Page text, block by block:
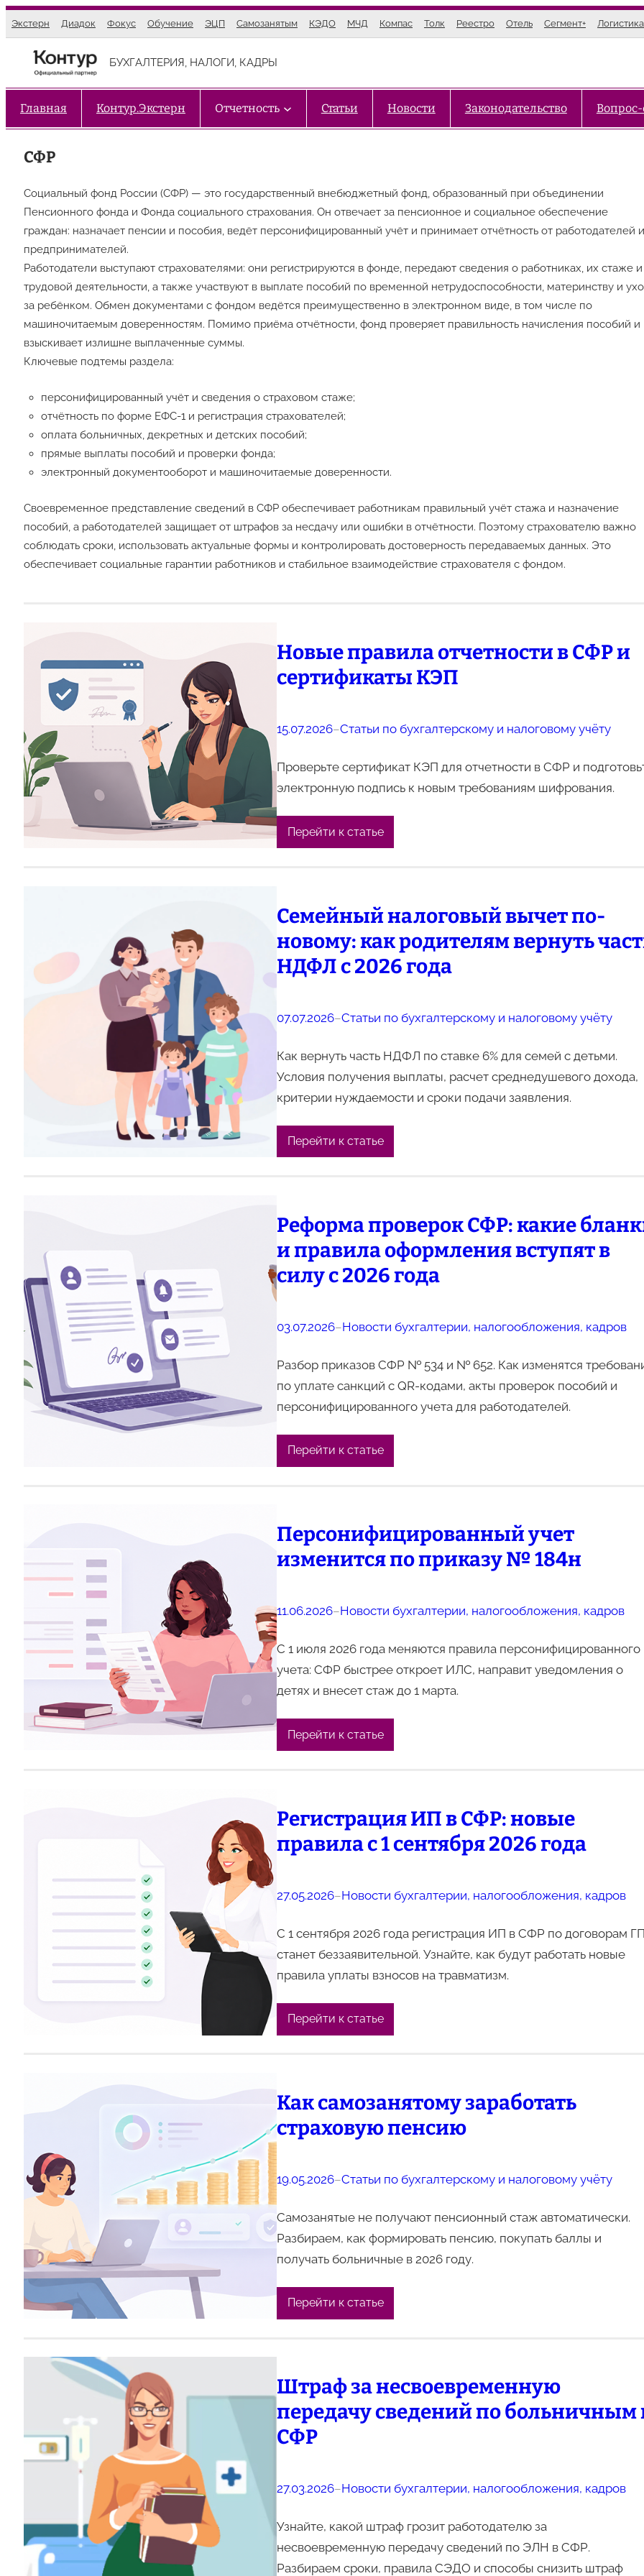
к
содержимому
Экстерн Диадок Фокус Обучение ЭЦП Самозанятым КЭДО МЧД Компас Толк Реестро Отель Сегмент+ Логистика
БУХГАЛТЕРИЯ, НАЛОГИ, КАДРЫ
Главная Контур.Экстерн Отчетность Статьи Новости Законодательство Вопрос-
СФР
Социальный фонд России (СФР) — это государственный внебюджетный фонд, образованный при объединении
Пенсионного фонда и Фонда социального страхования. Он отвечает за пенсионное и социальное обеспечение
граждан: назначает пенсии и пособия, ведёт персонифицированный учёт и принимает отчётность от работодателей и
предпринимателей.
Работодатели выступают страхователями: они регистрируются в фонде, передают сведения о работниках, их стаже и
трудовой деятельности, а также участвуют в выплате пособий по временной нетрудоспособности, материнству и
за ребёнком. Обмен документами с фондом ведётся преимущественно в электронном виде, в том числе по
машиночитаемым доверенностям. Помимо приёма отчётности, фонд проверяет правильность начисления пособий и
взыскивает излишне выплаченные суммы.
Ключевые подтемы раздела:
персонифицированный учёт и сведения о страховом стаже;
отчётность по форме ЕФС-1 и регистрация страхователей;
оплата больничных, декретных и детских пособий;
прямые выплаты пособий и проверки фонда;
электронный документооборот и машиночитаемые доверенности.
Своевременное представление сведений в СФР обеспечивает работникам правильный учёт стажа и назначение
пособий, а работодателей защищает от штрафов за несдачу или ошибки в отчётности. Поэтому страхователю важно
соблюдать сроки, использовать актуальные формы и контролировать достоверность передаваемых данных. Это
обеспечивает социальные гарантии работников и стабильное взаимодействие страхователя с фондом.
Новые правила отчетности в СФР и
сертификаты КЭП
15.07.2026–Статьи по бухгалтерскому и налоговому учёту
Проверьте сертификат КЭП для отчетности в СФР и
электронную подпись к новым требованиям шифрования.
Перейти к статье
Семейный налоговый вычет по-
новому: как родителям вернуть
НДФЛ с 2026 года
07.07.2026–Статьи по бухгалтерскому и налоговому учёту
Как вернуть часть НДФЛ по ставке 6% для семей с детьми.
Условия получения выплаты, расчет среднедушевого дохода,
критерии нуждаемости и сроки подачи заявления.
Перейти к статье
Реформа проверок СФР: какие
и правила оформления вступят в
силу с 2026 года
03.07.2026–Новости бухгалтерии, налогообложения, кадров
Разбор приказов СФР № 534 и № 652. Как изменятся
по уплате санкций с QR-кодами, акты проверок пособий и
персонифицированного учета для работодателей.
Перейти к статье
Персонифицированный учет
изменится по приказу № 184н
11.06.2026–Новости бухгалтерии, налогообложения, кадров
С 1 июля 2026 года меняются правила персонифицированного
учета: СФР быстрее откроет ИЛС, направит уведомления о
детях и внесет стаж до 1 марта.
Перейти к статье
Регистрация ИП в СФР: новые
правила с 1 сентября 2026 года
27.05.2026–Новости бухгалтерии, налогообложения, кадров
С 1 сентября 2026 года регистрация ИП в СФР по договорам
станет беззаявительной. Узнайте, как будут работать новые
правила уплаты взносов на травматизм.
Перейти к статье
Как самозанятому заработать
страховую пенсию
19.05.2026–Статьи по бухгалтерскому и налоговому учёту
Самозанятые не получают пенсионный стаж автоматически.
Разбираем, как формировать пенсию, покупать баллы и
получать больничные в 2026 году.
Перейти к статье
Штраф за несвоевременную
передачу сведений по больничным
СФР
27.03.2026–Новости бухгалтерии, налогообложения, кадров
Узнайте, какой штраф грозит работодателю за
несвоевременную передачу сведений по ЭЛН в СФР.
Разбираем сроки, правила СЭДО и способы снизить штраф